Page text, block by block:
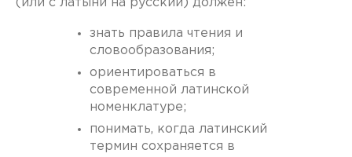
(или с латыни на русский) должен:
знать правила чтения и
словообразования;
ориентироваться в
современной латинской
номенклатуре;
понимать, когда латинский
термин сохраняется в